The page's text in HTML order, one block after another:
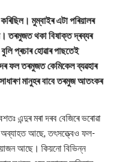
মুম্বাইৰ এটা পৰিয়ালৰ
তৰমুজত থকা বিষাক্ত দ্ৰব্যৰ
প্ৰচাৰ হোৱাৰ পাছতেই
ফল তৰমুজত কেমিকেল ব্যৱহাৰ
মানুহৰ বাবে তৰমুজ আতংকৰ
এন্দুৰ মৰা দৰব বেজিৰে ভৰোৱা
আছে, তৎসত্ত্বেও ফল-
আছে। কিয়নো বিভিন্ন